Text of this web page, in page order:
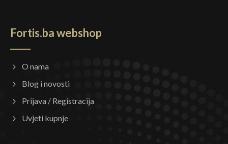
Fortis.ba webshop
O nama
Blog i novosti
Prijava / Registracija
Uvjeti kupnje